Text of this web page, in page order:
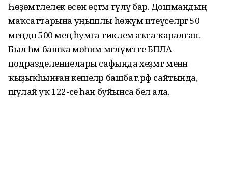
Һөҙөмтәлелек өсөн өҫтәмә түләү бар. Дошмандың
маҡсаттарына уңышлы һөжүм итеүселәргә 50
меңдән 500 мең һумға тиклем аҡса ҡаралған.
Был һәм башҡа мөһим мәғлүмәтте БПЛА
подразделениелары сафында хеҙмәт менән
ҡыҙыҡһынған кешеләр башбат.рф сайтында,
шулай уҡ 122-се һан буйынса белә ала.